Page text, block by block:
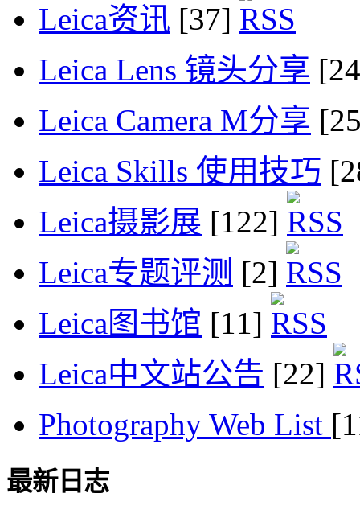
Leica资讯 [37]
Leica Lens 镜头分享
Leica Camera M分享
Leica Skills 使用技巧
Leica摄影展 [122]
Leica专题评测 [2]
Leica图书馆 [11]
Leica中文站公告 [22]
Photography Web List
最新日志